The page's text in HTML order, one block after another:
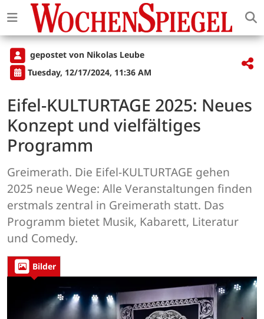
gepostet von Nikolas Leube
Tuesday, 12/17/2024, 11:36 AM
Eifel-KULTURTAGE 2025: Neues
Konzept und vielfältiges
Programm
Greimerath. Die Eifel-KULTURTAGE gehen
2025 neue Wege: Alle Veranstaltungen finden
erstmals zentral in Greimerath statt. Das
Programm bietet Musik, Kabarett, Literatur
und Comedy.
Bilder